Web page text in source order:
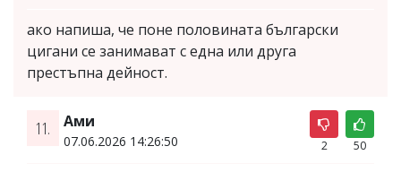
ако напиша, че поне половината български
цигани се занимават с една или друга
престъпна дейност.
11. Ами
07.06.2026 14:26:50 2 50